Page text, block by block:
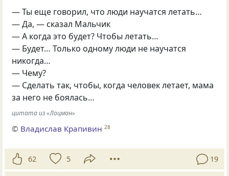
— Ты еще говорил, что люди научатся летать…
— Да, — сказал Мальчик
— А когда это будет? Чтобы летать…
— Будет… Только одному люди не научатся
никогда…
— Чему?
— Сделать так, чтобы, когда человек летает, мама
за него не боялась…
цитата из «Лоцман»
© Владислав Крапивин 28
62 5 19